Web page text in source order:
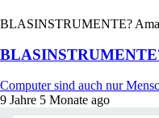
BLASINSTRUMENTE?
Computer sind auch nur
9 Jahre 5 Monate ago